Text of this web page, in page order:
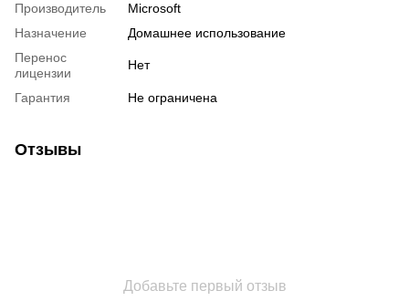
Производитель
Microsoft
Назначение
Домашнее использование
Перенос
лицензии
Нет
Гарантия Не ограничена
Отзывы
Добавьте первый отзыв